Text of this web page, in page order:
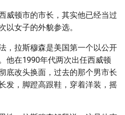
威顿市的市长，其实他已经当过
以女子的外貌参选。
，拉斯穆森是美国第一个以公开
他在1990年代两次出任西威顿
底改头换面，过去的那个男市长
发，脚蹬高跟鞋，穿着洋装，摇